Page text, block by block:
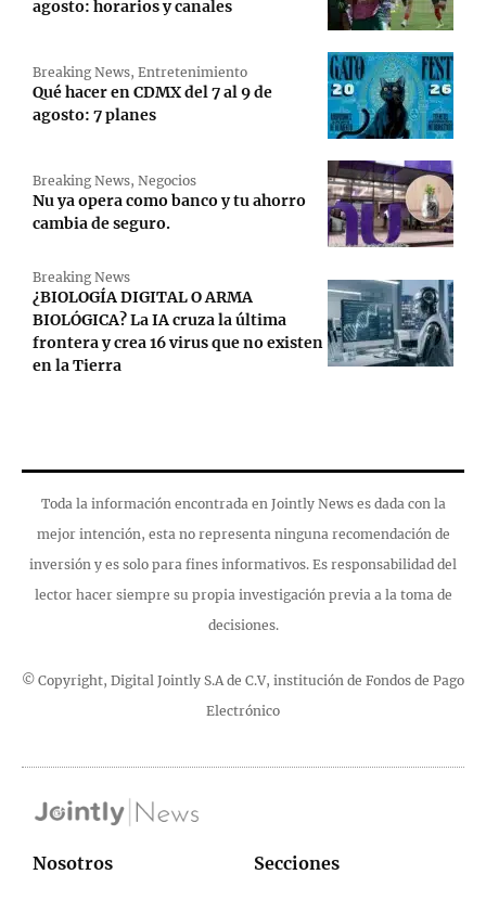
agosto: horarios y canales
Breaking News, Entretenimiento
Qué hacer en CDMX del 7 al 9 de
agosto: 7 planes
Breaking News, Negocios
Nu ya opera como banco y tu ahorro
cambia de seguro.
Breaking News
¿BIOLOGÍA DIGITAL O ARMA
BIOLÓGICA? La IA cruza la última
frontera y crea 16 virus que no existen
en la Tierra
Toda la información encontrada en Jointly News es dada con la
mejor intención, esta no representa ninguna recomendación de
inversión y es solo para fines informativos. Es responsabilidad del
lector hacer siempre su propia investigación previa a la toma de
decisiones.
© Copyright, Digital Jointly S.A de C.V, institución de Fondos de Pago
Electrónico
Nosotros Secciones